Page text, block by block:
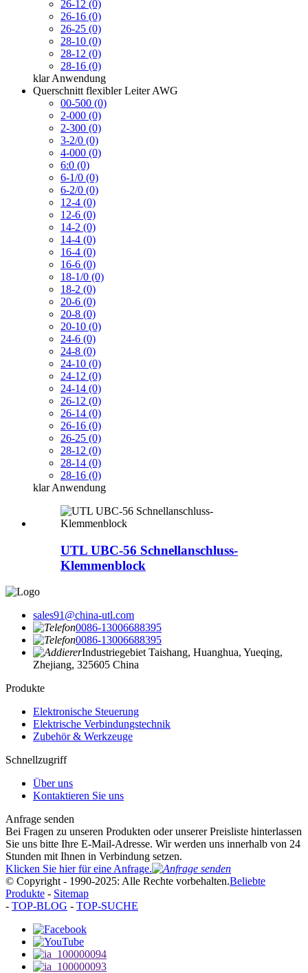
26-12 (0)
26-16 (0)
26-25 (0)
28-10 (0)
28-12 (0)
28-16 (0)
klar Anwendung
Querschnitt flexibler Leiter AWG
00-500 (0)
2-000 (0)
2-300 (0)
3-2/0 (0)
4-000 (0)
6:0 (0)
6-1/0 (0)
6-2/0 (0)
12-4 (0)
12-6 (0)
14-2 (0)
14-4 (0)
16-4 (0)
16-6 (0)
18-1/0 (0)
18-2 (0)
20-6 (0)
20-8 (0)
20-10 (0)
24-6 (0)
24-8 (0)
24-10 (0)
24-12 (0)
24-14 (0)
26-12 (0)
26-14 (0)
26-16 (0)
26-25 (0)
28-12 (0)
28-14 (0)
28-16 (0)
klar Anwendung
UTL UBC-56 Schnellanschluss-
Klemmenblock
sales91@china-utl.com
0086-13006688395
0086-13006688395
Industriegebiet Taishang, Huanghua, Yueqing,
Zhejiang, 325605 China
Produkte
Elektronische Steuerung
Elektrische Verbindungstechnik
Zubehör & Werkzeuge
Schnellzugriff
Über uns
Kontaktieren Sie uns
Anfrage senden
Bei Fragen zu unseren Produkten oder unserer Preisliste hinterlassen
Sie uns bitte Ihre E-Mail-Adresse. Wir werden uns innerhalb von 24
Stunden mit Ihnen in Verbindung setzen.
Klicken Sie hier für eine Anfrage.
© Copyright - 1990-2025: Alle Rechte vorbehalten.Beliebte
Produkte - Sitemap
- TOP-BLOG - TOP-SUCHE